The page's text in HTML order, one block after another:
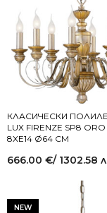
КЛАСИЧЕСКИ
LUX FIRENZE SP8
8XE14 Ø64 СМ
666.00 €/ 1302.58
NEW